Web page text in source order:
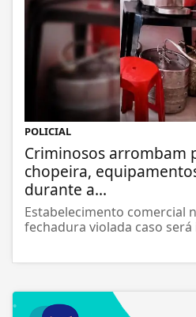
POLICIAL
Criminosos arrombam
chopeira,
durante a...
Estabelecimento comercial
fechadura violada caso será